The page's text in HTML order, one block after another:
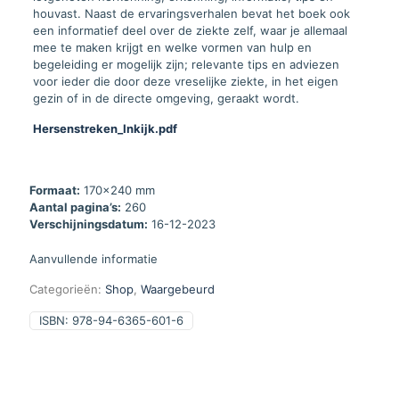
houvast. Naast de ervaringsverhalen bevat het boek ook
een informatief deel over de ziekte zelf, waar je allemaal
mee te maken krijgt en welke vormen van hulp en
begeleiding er mogelijk zijn; relevante tips en adviezen
voor ieder die door deze vreselijke ziekte, in het eigen
gezin of in de directe omgeving, geraakt wordt.
Hersenstreken_Inkijk.pdf
Formaat: 170x240 mm
Aantal pagina’s: 260
Verschijningsdatum: 16-12-2023
Aanvullende informatie
Categorieën: Shop Waargebeurd
ISBN: 978-94-6365-601-6